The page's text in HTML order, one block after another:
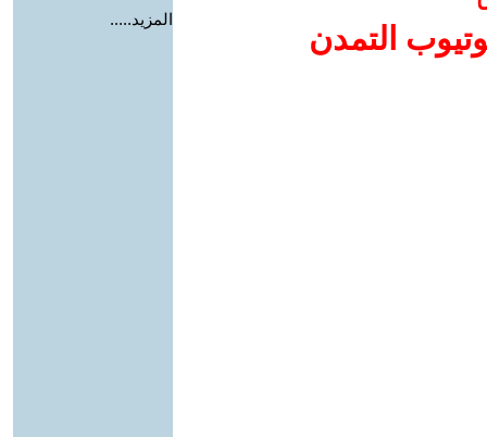
التمدن
المزيد.....